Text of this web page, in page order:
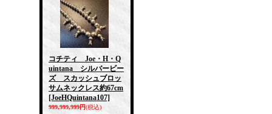
コチティ Joe・H・Q
uintana シルバービー
ズ スカッシュブロッ
サムネックレス約67cm
[JoeHQuintana107]
999,999,999円(税込)